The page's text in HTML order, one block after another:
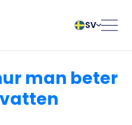
SV
Norsk
Polski
Português
man beter